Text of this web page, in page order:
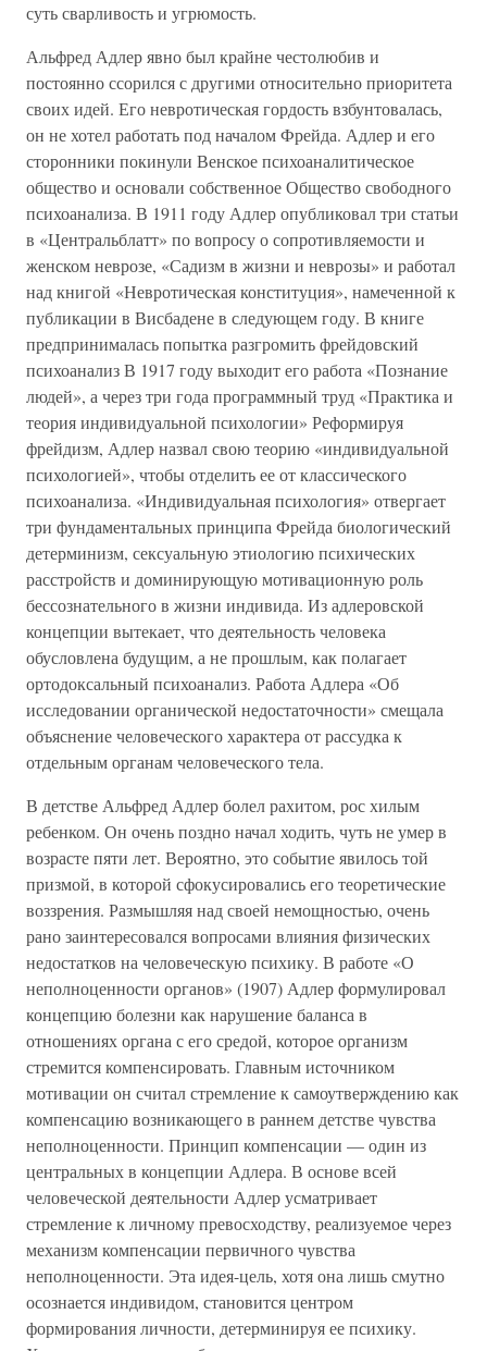
суть сварливость и угрюмость.
Альфред Адлер явно был крайне честолюбив и
постоянно ссорился с другими относительно приоритета
своих идей. Его невротическая гордость взбунтовалась,
он не хотел работать под началом Фрейда. Адлер и его
сторонники покинули Венское психоаналитическое
общество и основали собственное Общество свободного
психоанализа. В 1911 году Адлер опубликовал три статьи
в «Центральблатт» по вопросу о сопротивляемости и
женском неврозе, «Садизм в жизни и неврозы» и работал
над книгой «Невротическая конституция», намеченной к
публикации в Висбадене в следующем году. В книге
предпринималась попытка разгромить фрейдовский
психоанализ В 1917 году выходит его работа «Познание
людей», а через три года программный труд «Практика и
теория индивидуальной психологии» Реформируя
фрейдизм, Адлер назвал свою теорию «индивидуальной
психологией», чтобы отделить ее от классического
психоанализа. «Индивидуальная психология» отвергает
три фундаментальных принципа Фрейда биологический
детерминизм, сексуальную этиологию психических
расстройств и доминирующую мотивационную роль
бессознательного в жизни индивида. Из адлеровской
концепции вытекает, что деятельность человека
обусловлена будущим, а не прошлым, как полагает
ортодоксальный психоанализ. Работа Адлера «Об
исследовании органической недостаточности» смещала
объяснение человеческого характера от рассудка к
отдельным органам человеческого тела.
В детстве Альфред Адлер болел рахитом, рос хилым
ребенком. Он очень поздно начал ходить, чуть не умер в
возрасте пяти лет. Вероятно, это событие явилось той
призмой, в которой сфокусировались его теоретические
воззрения. Размышляя над своей немощностью, очень
рано заинтересовался вопросами влияния физических
недостатков на человеческую психику. В работе «О
неполноценности органов» (1907) Адлер формулировал
концепцию болезни как нарушение баланса в
отношениях органа с его средой, которое организм
стремится компенсировать. Главным источником
мотивации он считал стремление к самоутверждению как
компенсацию возникающего в раннем детстве чувства
неполноценности. Принцип компенсации — один из
центральных в концепции Адлера. В основе всей
человеческой деятельности Адлер усматривает
стремление к личному превосходству, реализуемое через
механизм компенсации первичного чувства
неполноценности. Эта идея-цель, хотя она лишь смутно
осознается индивидом, становится центром
формирования личности, детерминируя ее психику.